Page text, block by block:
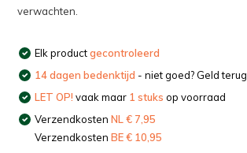
verwachten.
Elk productgecontroleerd
14 dagen bedenktijd - niet goed? Geld terug
LET OP! vaak maar 1 stuks op voorraad
VerzendkostenNL € 7,95
VerzendkostenBE € 10,95